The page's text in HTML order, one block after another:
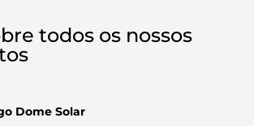
todos os nossos
Dome Solar